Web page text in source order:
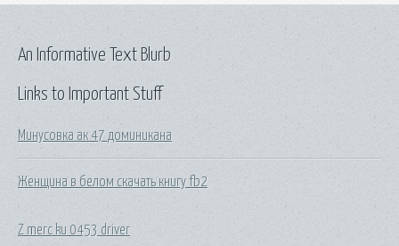
Links to Important Stuff
Минусовка ак 47 доминикана
Женщина в белом скачать книгу fb2
Z merc ku 0453 driver
An Informative Text Blurb